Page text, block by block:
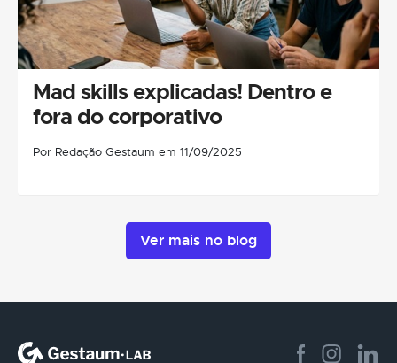
Mad skills explicadas! Dentro e
fora do corporativo
Por Redação Gestaum em 11/09/2025
Ver mais no blog